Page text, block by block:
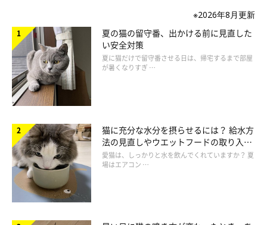
※2026年8月更新
夏の猫の留守番、出かける前に見直した
い安全対策
夏に猫だけで留守番させる日は、帰宅するまで部屋
が暑くなりすぎ …
猫に充分な水分を摂らせるには？ 給水方
法の見直しやウエットフードの取り入れ
方を解説
愛猫は、しっかりと水を飲んでくれていますか？ 夏
場はエアコン …